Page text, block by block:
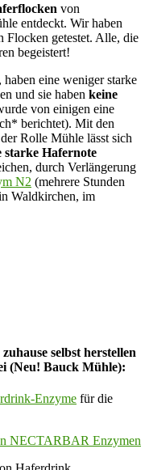
von
entdeckt. Wir haben
Flocken getestet. Alle, die
begeistert!
, haben eine weniger starke
und sie haben keine
von einigen eine
berichtet). Mit den
der Rolle Mühle lässt sich
starke Hafernote
durch Verlängerung
N2 (mehrere Stunden
Waldkirchen, im
selbst herstellen
(Neu! Bauck Mühle):
Enzyme für die